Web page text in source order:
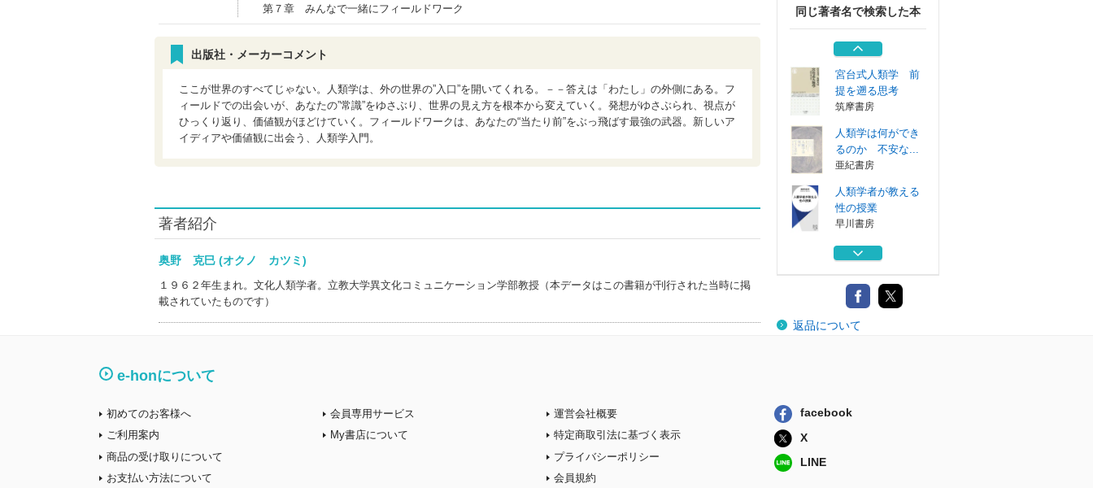
第７章 みんなで一緒にフィールドワーク
出版社・メーカーコメント
ここが世界のすべてじゃない。人類学は、外の世界の”入口”を開いてくれる。－－答えは「わたし」の外側にある。フ
ィールドでの出会いが、あなたの”常識”をゆさぶり、世界の見え方を根本から変えていく。発想がゆさぶられ、視点が
ひっくり返り、価値観がほどけていく。フィールドワークは、あなたの“当たり前”をぶっ飛ばす最強の武器。新しいア
イディアや価値観に出会う、人類学入門。
著者紹介
奥野 克巳 (オクノ カツミ)
１９６２年生まれ。文化人類学者。立教大学異文化コミュニケーション学部教授（本データはこの書籍が刊行された当時に掲
載されていたものです）
同じ著者名で検索した本
何も持ってないの
に、なんで幸せ...
亜紀書房
宮台式人類学 前
提を遡る思考
筑摩書房
人類学は何ができ
るのか 不安な...
亜紀書房
人類学者が教える
性の授業
早川書房
入門講義アニミズ
平凡社
何も持ってないの
に、なんで幸せ...
返品について
e-honについて
初めてのお客様へ
ご利用案内
商品の受け取りについて
お支払い方法について
会員専用サービス
My書店について
運営会社概要
特定商取引法に基づく表示
プライバシーポリシー
会員規約
facebook
X
LINE